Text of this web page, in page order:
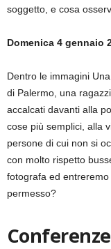
soggetto, e cosa
Domenica 4 gennaio
Dentro le immagini
di Palermo, una
accalcati davanti alla
cose più semplici, alla
persone di cui non si
con molto rispetto
fotografa ed
permesso?
Conferenze